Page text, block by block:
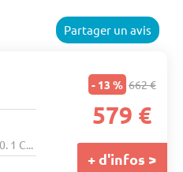
Partager un avis
1 C...
- 13 % 662 €
579 €
+ d'infos >